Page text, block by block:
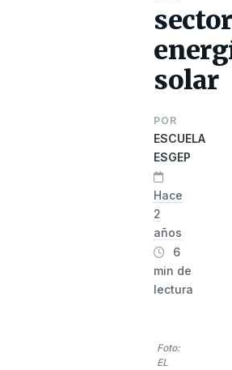
sector
solar
POR
ESCUELA
ESGEP
Hace
2
años
6
min de
lectura
Foto:
EL